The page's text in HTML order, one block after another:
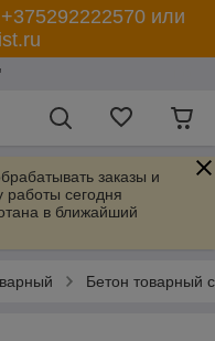
или
заказы и
работы сегодня
в ближайший
Бетон товарный